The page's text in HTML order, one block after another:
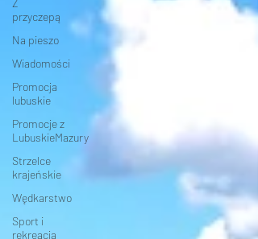
Z
przyczepą
Na pieszo
Wiadomości
Promocja
lubuskie
Promocje z
LubuskieMazury
Strzelce
krajeńskie
Wędkarstwo
Sport i
rekreacja